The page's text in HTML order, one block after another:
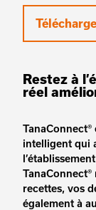
Restez à
réel
intelligent qui
recettes, vos
également à